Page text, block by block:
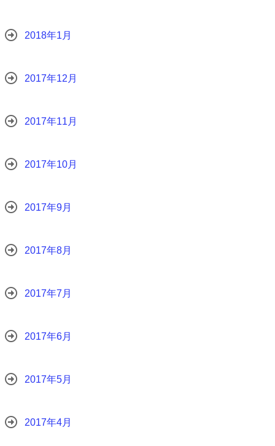
2018年1月
2017年12月
2017年11月
2017年10月
2017年9月
2017年8月
2017年7月
2017年6月
2017年5月
2017年4月